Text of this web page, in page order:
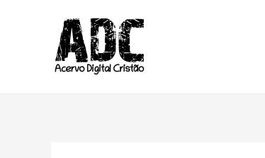
conteúdo